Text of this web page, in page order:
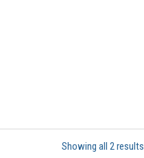
Showing all 2 results